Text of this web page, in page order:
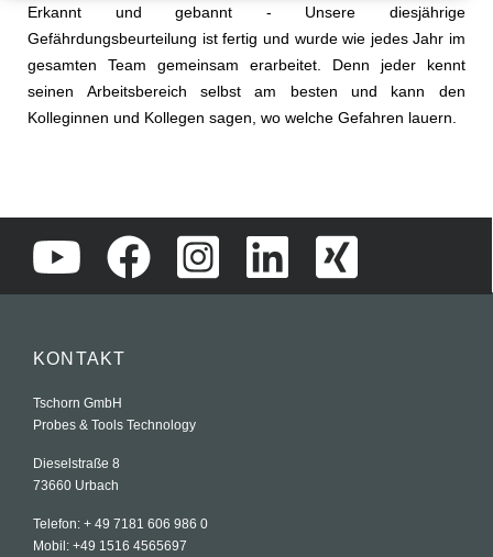
Erkannt und gebannt - Unsere diesjährige
Gefährdungsbeurteilung ist fertig und wurde wie jedes Jahr im
gesamten Team gemeinsam erarbeitet. Denn jeder kennt
seinen Arbeitsbereich selbst am besten und kann den
Kolleginnen und Kollegen sagen, wo welche Gefahren lauern.
KONTAKT
Tschorn GmbH
Probes & Tools Technology
Dieselstraße 8
73660 Urbach
Telefon: + 49 7181 606 986 0
Mobil: +49 1516 4565697